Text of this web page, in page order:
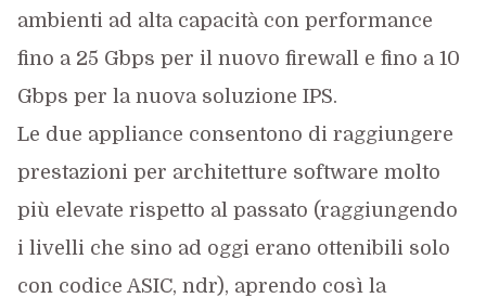
ambienti ad alta capacità con performance
fino a 25 Gbps per il nuovo firewall e fino a 10
Gbps per la nuova soluzione IPS.
Le due appliance consentono di raggiungere
prestazioni per architetture software molto
più elevate rispetto al passato (raggiungendo
i livelli che sino ad oggi erano ottenibili solo
con codice ASIC, ndr), aprendo così la